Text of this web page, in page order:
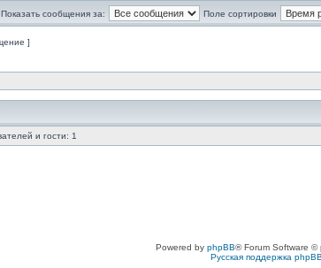
Показать сообщения за: Поле сортировки
]
и гости: 1
Powered by phpBB® Forum Software ©
Русская поддержка phpBB